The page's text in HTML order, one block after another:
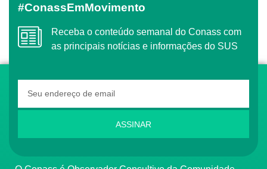
#ConassEmMovimento
Receba o conteúdo semanal do Conass com
as principais notícias e informações do SUS
ASSINAR